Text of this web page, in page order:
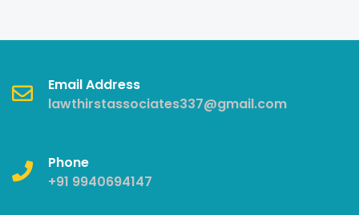
Email Address
lawthirstassociates337@gmail.com
Phone
+91 9940694147